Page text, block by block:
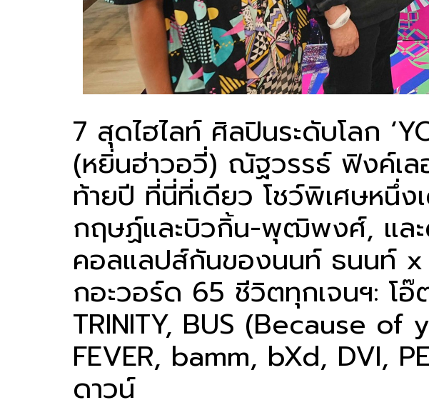
7 สุดไฮไลท์ ศิลปินระดับโลก
(หยิ่นฮ่าวอวี่) ณัฐวรรธ์ ฟิงค์เล
ท้ายปี ที่นี่ที่เดียว โชว์พิเศษหนึ่
กฤษฏ์และบิวกิ้น-พุฒิพงศ์, และ
คอลแลปส์กันของนนท์ ธนนท์
กอะวอร์ด 65 ชีวิตทุกเจนฯ: โ
TRINITY, BUS (Because of
FEVER, bamm, bXd, DVI,
ดาวน์